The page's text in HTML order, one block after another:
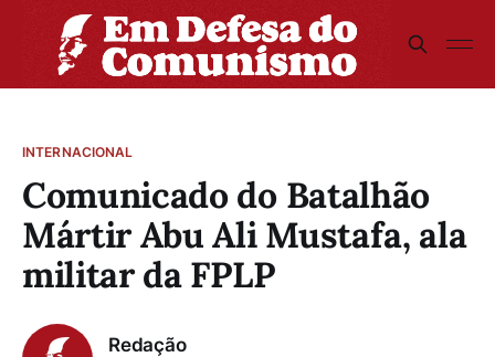
INTERNACIONAL
Comunicado do Batalhão
Mártir Abu Ali Mustafa, ala
militar da FPLP
Redação